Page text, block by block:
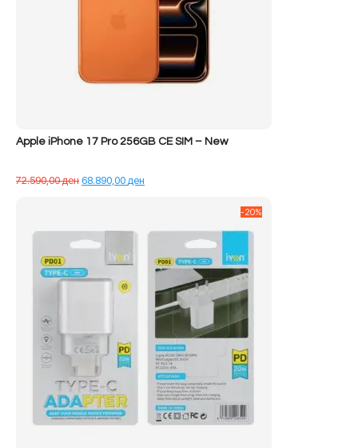
Apple iPhone 17 Pro 256GB CE SIM – New
72.590,00денÇmimi
68.890,00ден
68.890,00 ден.
-20%